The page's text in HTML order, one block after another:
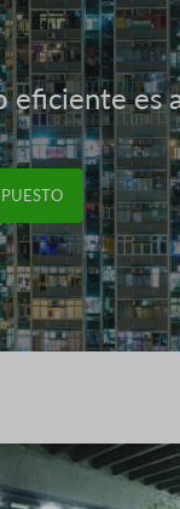
eficiente es